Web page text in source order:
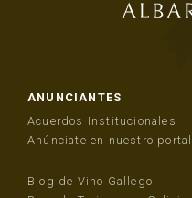
ANUNCIANTES
Acuerdos Institucionales
Anúnciate en nuestro portal
Blog de Vino Gallego